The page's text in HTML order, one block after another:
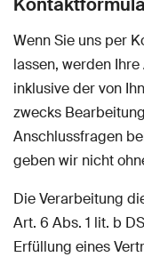
Wenn Sie uns per
lassen, werden
inklusive der von
zwecks
Anschlussfragen
geben wir nicht
Die Verarbeitung
Art. 6 Abs. 1 lit. b
Erfüllung eines